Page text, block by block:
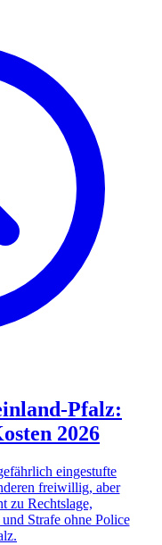
Pfalz:
2026
eingestufte
freiwillig, aber
zu Rechtslage,
Strafe ohne Police